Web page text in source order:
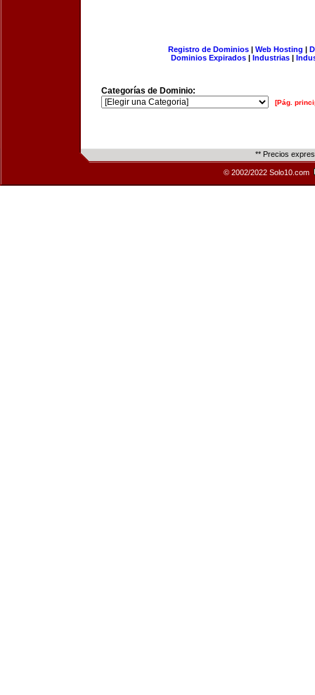
Registro de Dominios| Web Hosting |
Dominios Expirados | Industrias |
Categorías de Dominio:
[Pág.
** Precios
© 2002/2022 Solo10.com